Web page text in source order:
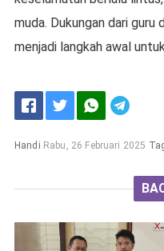
muda. Dukungan dari guru
menjadi langkah awal
Handi Rabu, 26 Februari 2025